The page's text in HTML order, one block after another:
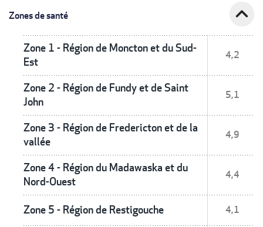
Zones de santé expand_less
Zone 1 - Région de Moncton et du Sud-
Est
4,2
Zone 2 - Région de Fundy et de Saint
John
5,1
Zone 3 - Région de Fredericton et de la
vallée
4,9
Zone 4 - Région du Madawaska et du
Nord-Ouest
4,4
Zone 5 - Région de Restigouche 4,1